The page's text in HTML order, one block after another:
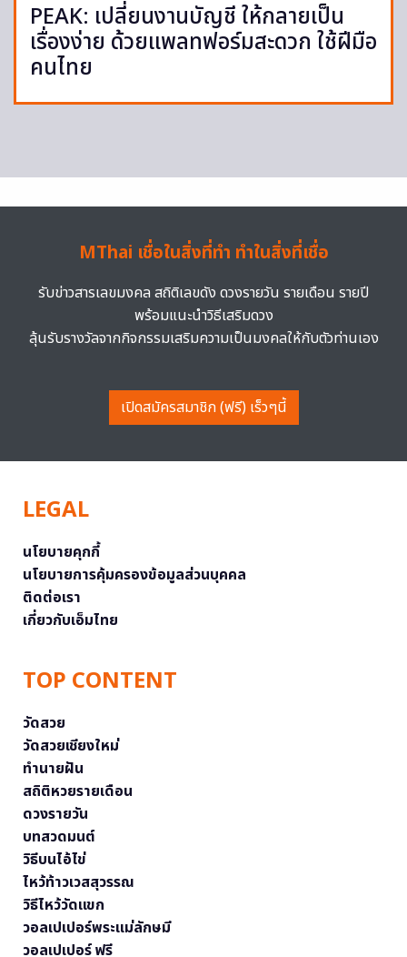
PEAK: เปลี่ยนงานบัญชี ให้กลายเป็น
เรื่องง่าย ด้วยแพลทฟอร์มสะดวก ใช้ฝีมือ
คนไทย
MThai เชื่อในสิ่งที่ทำ ทำในสิ่งที่เชื่อ
รับข่าวสารเลขมงคล สถิติเลขดัง ดวงรายวัน รายเดือน รายปี
พร้อมแนะนำวิธีเสริมดวง
ลุ้นรับรางวัลจากกิจกรรมเสริมความเป็นมงคลให้กับตัวท่านเอง
เปิดสมัครสมาชิก (ฟรี) เร็วๆนี้
LEGAL
นโยบายคุกกี้
นโยบายการคุ้มครองข้อมูลส่วนบุคคล
ติดต่อเรา
เกี่ยวกับเอ็มไทย
TOP CONTENT
วัดสวย
วัดสวยเชียงใหม่
ทำนายฝัน
สถิติหวยรายเดือน
ดวงรายวัน
บทสวดมนต์
วิธีบนไอ้ไข่
ไหว้ท้าวเวสสุวรรณ
วิธีไหว้วัดแขก
วอลเปเปอร์พระแม่ลักษมี
วอลเปเปอร์ ฟรี